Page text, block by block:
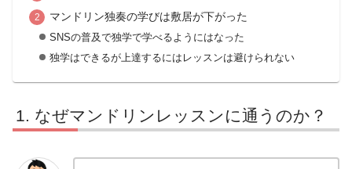
マンドリン独奏の学びは敷居が下がった
SNSの普及で独学で学べるようにはなった
独学はできるが上達するにはレッスンは避けられない
なぜマンドリンレッスンに通うのか？